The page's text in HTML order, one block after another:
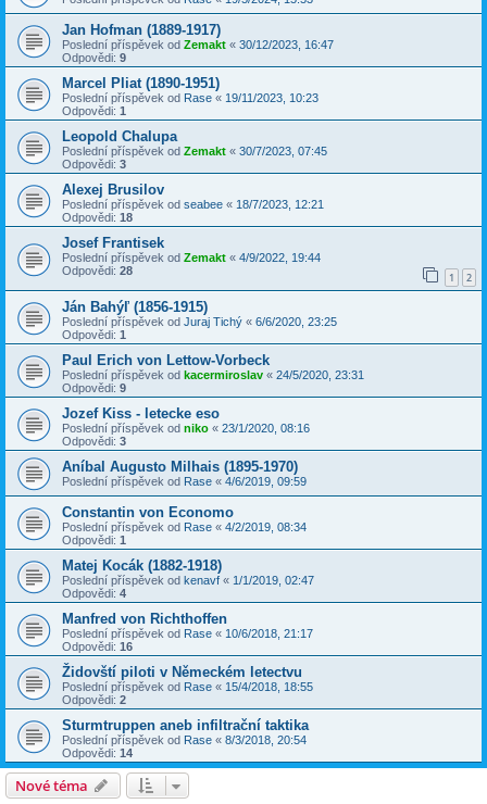
Jan Hofman (1889-1917)
Poslední příspěvek od Zemakt « 30/12/2023, 16:47
Odpovědi: 9
Marcel Pliat (1890-1951)
Poslední příspěvek od Rase « 19/11/2023, 10:23
Odpovědi: 1
Leopold Chalupa
Poslední příspěvek od Zemakt « 30/7/2023, 07:45
Odpovědi: 3
Alexej Brusilov
Poslední příspěvek od seabee « 18/7/2023, 12:21
Odpovědi: 18
Josef Frantisek
Poslední příspěvek od Zemakt « 4/9/2022, 19:44
Odpovědi: 28 1 2
Ján Bahýľ (1856-1915)
Poslední příspěvek od Juraj Tichý « 6/6/2020, 23:25
Odpovědi: 1
Paul Erich von Lettow-Vorbeck
Poslední příspěvek od kacermiroslav « 24/5/2020, 23:31
Odpovědi: 9
Jozef Kiss - letecke eso
Poslední příspěvek od niko « 23/1/2020, 08:16
Odpovědi: 3
Aníbal Augusto Milhais (1895-1970)
Poslední příspěvek od Rase « 4/6/2019, 09:59
Constantin von Economo
Poslední příspěvek od Rase « 4/2/2019, 08:34
Odpovědi: 1
Matej Kocák (1882-1918)
Poslední příspěvek od kenavf « 1/1/2019, 02:47
Odpovědi: 4
Manfred von Richthoffen
Poslední příspěvek od Rase « 10/6/2018, 21:17
Odpovědi: 16
Židovští piloti v Německém letectvu
Poslední příspěvek od Rase « 15/4/2018, 18:55
Odpovědi: 2
Sturmtruppen aneb infiltrační taktika
Poslední příspěvek od Rase « 8/3/2018, 20:54
Odpovědi: 14
Nové téma